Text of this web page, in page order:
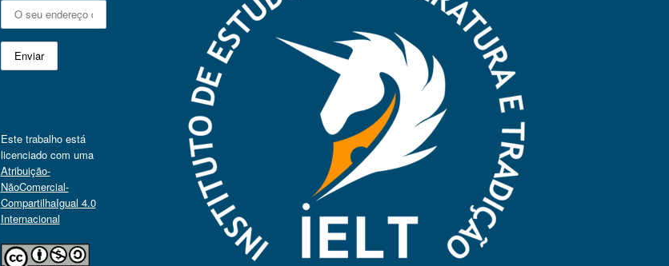
Este trabalho está
licenciado com uma
Atribuição-
NãoComercial-
CompartilhaIgual 4.0
Internacional